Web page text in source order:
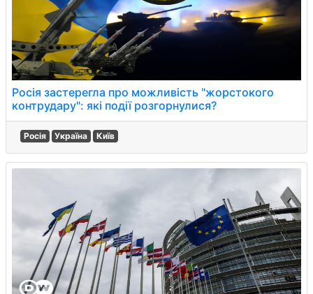
Росія застерегла про можливість "жорстокого
контрудару": які події розгорнулися?
Росія Україна Київ